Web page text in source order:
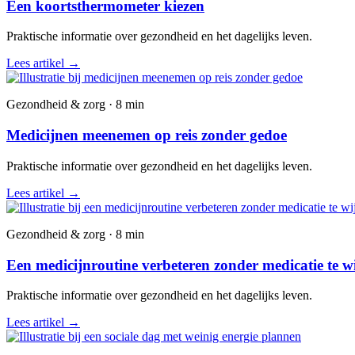
Een koortsthermometer kiezen
Praktische informatie over gezondheid en het dagelijks leven.
Lees artikel →
Gezondheid & zorg · 8 min
Medicijnen meenemen op reis zonder gedoe
Praktische informatie over gezondheid en het dagelijks leven.
Lees artikel →
Gezondheid & zorg · 8 min
Een medicijnroutine verbeteren zonder medicatie te
Praktische informatie over gezondheid en het dagelijks leven.
Lees artikel →